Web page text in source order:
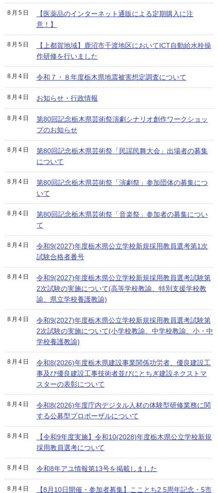
8月5日
【医薬品のインターネット通販による定期購入に注
意！】
8月5日
【上都賀地域】鹿沼市千渡地区においてICT自動給水栓操
作研修を行いました
8月4日 令和７・８年度栃木県地震被害想定調査について
8月4日 お知らせ・行政情報
8月4日
第80回記念栃木県芸術祭演劇シナリオ創作ワークショッ
プのお知らせ
8月4日
第80回記念栃木県芸術祭「民謡民舞大会」出場者の募集
について
8月4日
第80回記念栃木県芸術祭「演劇祭」参加団体の募集につ
いて
8月4日
第80回記念栃木県芸術祭「音楽祭」参加者の募集につい
て
8月4日
令和9(2027)年度栃木県公立学校新規採用教員選考第1次
試験合格者番号
8月4日
令和9(2027)年度栃木県公立学校新規採用教員選考試験第
2次試験の実施について(高等学校教諭、特別支援学校教
諭、県立学校養護教諭)
8月4日
令和9(2027)年度栃木県公立学校新規採用教員選考試験第
2次試験の実施について(小学校教諭、中学校教諭、小・中
学校養護教諭)
8月4日
令和8(2026)年度栃木県建設事業関係功労者、優良建設工
事及び優良建設工事技術者並びにとちぎ建設ネクストマ
スターの表彰について
8月4日
令和8(2026)年度庁内デジタル人材の体験型研修業務に関
する公募型プロポーザルについて
8月4日
【令和9年度実施】令和10(2028)年度栃木県公立学校新規
採用教員選考について
8月4日 令和8年アユ情報第13号を掲載しました
8月4日 【8月10日開催・参加者募集】こことち2.5周年記念・5市